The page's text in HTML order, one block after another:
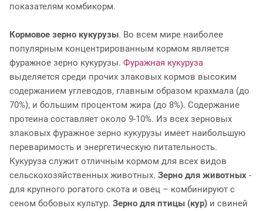
показателям комбикорм.
Кормовое зерно кукурузы. Во всем мире наиболее
популярным концентрированным кормом является
фуражное зерно кукурузы. Фуражная кукуруза
выделяется среди прочих злаковых кормов высоким
содержанием углеводов, главным образом крахмала (до
70%), и большим процентом жира (до 8%). Содержание
протеина составляет около 9-10%. Из всех зерновых
злаковых фуражное зерно кукурузы имеет наибольшую
переваримость и энергетическую питательность.
Кукуруза служит отличным кормом для всех видов
сельскохозяйственных животных. Зерно для животных -
для крупного рогатого скота и овец – комбинируют с
сеном бобовых культур. Зерно для птицы (кур) и свиней